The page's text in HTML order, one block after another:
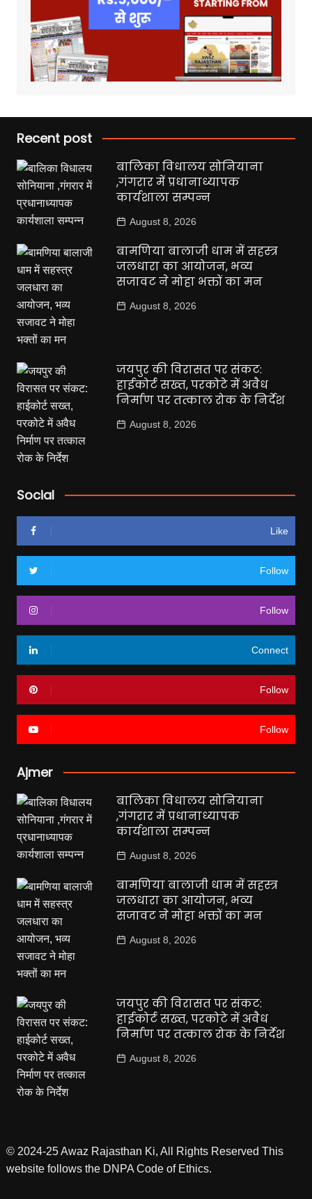
Recent post
बालिका विधालय सोनियाना
,गंगरार में प्रधानाध्यापक
कार्यशाला सम्पन्न
August 8, 2026
बामणिया बालाजी धाम में सहस्त्र
जलधारा का आयोजन, भव्य
सजावट ने मोहा भक्तों का मन
August 8, 2026
जयपुर की विरासत पर संकट:
हाईकोर्ट सख्त, परकोटे में अवैध
निर्माण पर तत्काल रोक के निर्देश
August 8, 2026
Social
Like
Follow
Follow
Connect
Follow
Follow
Ajmer
बालिका विधालय सोनियाना
,गंगरार में प्रधानाध्यापक
कार्यशाला सम्पन्न
August 8, 2026
बामणिया बालाजी धाम में सहस्त्र
जलधारा का आयोजन, भव्य
सजावट ने मोहा भक्तों का मन
August 8, 2026
जयपुर की विरासत पर संकट:
हाईकोर्ट सख्त, परकोटे में अवैध
निर्माण पर तत्काल रोक के निर्देश
August 8, 2026
© 2024-25 Awaz Rajasthan Ki, All Rights Reserved This
website follows the DNPA Code of Ethics.